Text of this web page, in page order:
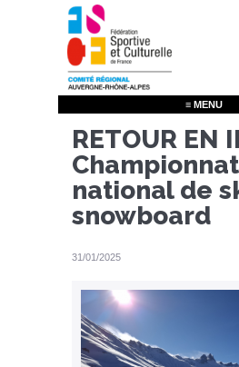
Aller
au
contenu
principal
≡ MENU
RETOUR EN
Championnat
national de
snowboard
31/01/2025